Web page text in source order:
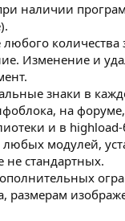
наличии
количества
Изменение и
знаки в
на
и в highload-
любых модулей,
не стандартных.
размерам